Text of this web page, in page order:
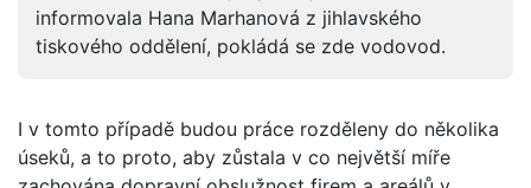
informovala Hana Marhanová z jihlavského
tiskového oddělení, pokládá se zde vodovod.
I v tomto případě budou práce rozděleny do několika
úseků, a to proto, aby zůstala v co největší míře